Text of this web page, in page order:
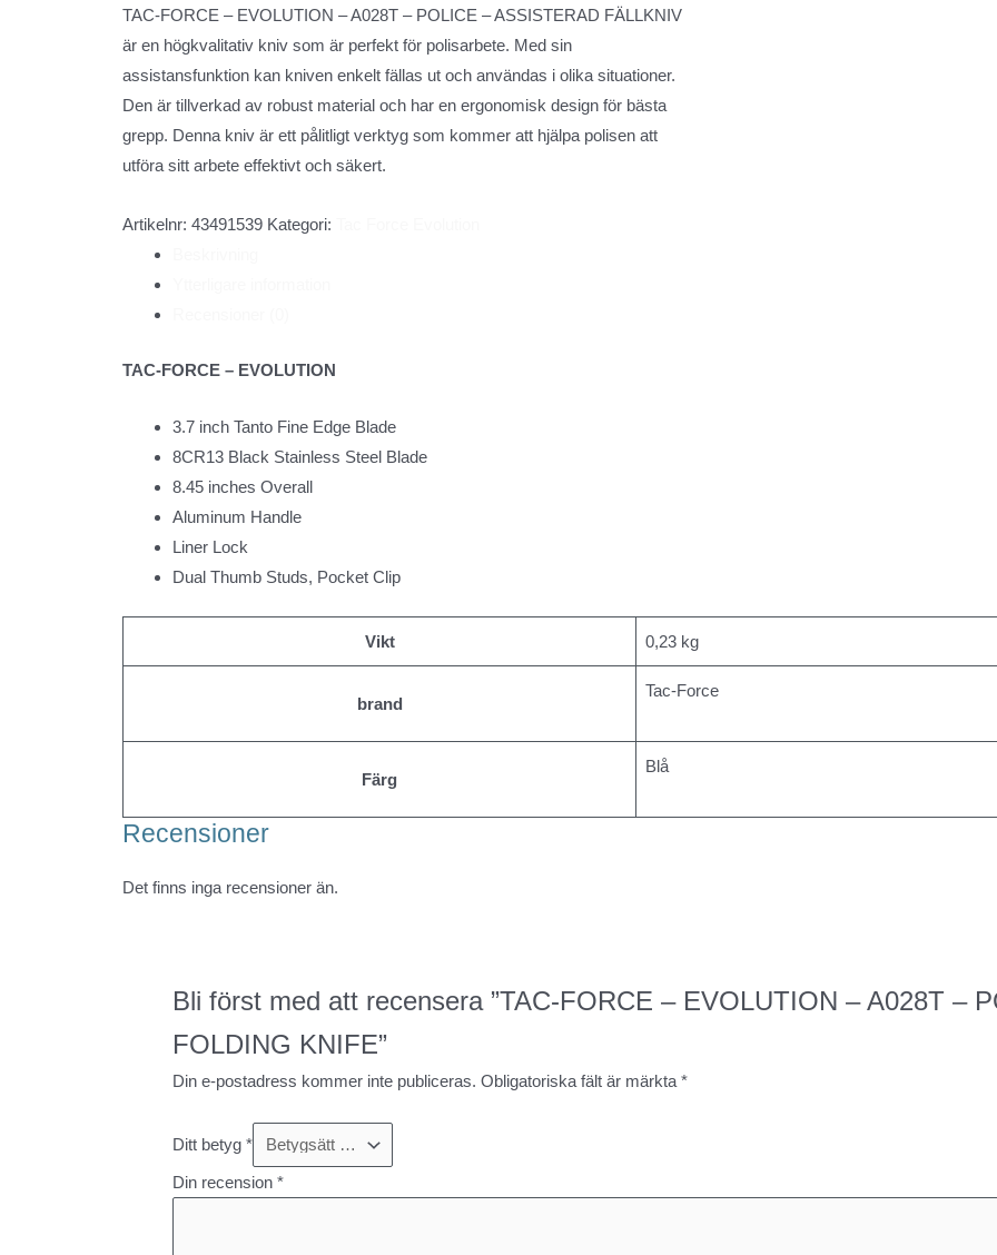
TAC-FORCE – EVOLUTION – A028T – POLICE – ASSISTERAD FÄLLKNIV
är en högkvalitativ kniv som är perfekt för polisarbete. Med sin
assistansfunktion kan kniven enkelt fällas ut och användas i olika situationer.
Den är tillverkad av robust material och har en ergonomisk design för bästa
grepp. Denna kniv är ett pålitligt verktyg som kommer att hjälpa polisen att
utföra sitt arbete effektivt och säkert.
Artikelnr: 43491539 Kategori:
TAC-FORCE – EVOLUTION
3.7 inch Tanto Fine Edge Blade
8CR13 Black Stainless Steel Blade
8.45 inches Overall
Aluminum Handle
Liner Lock
Dual Thumb Studs, Pocket Clip
Vikt 0,23 kg
brand
Tac-Force
Färg
Blå
Recensioner
Det finns inga recensioner än.
Bli först med att recensera ”TAC-FORCE – EVOLUTION – A028T –
FOLDING KNIFE”
Din e-postadress kommer inte publiceras. Obligatoriska fält är märkta *
Ditt betyg *
Din recension *